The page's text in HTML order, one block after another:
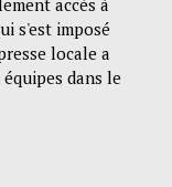
accès à
s'est imposé
locale a
dans le